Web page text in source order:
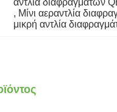
αντλία διαφραγμάτων
, Μίνι αεραντλία
μικρή αντλία